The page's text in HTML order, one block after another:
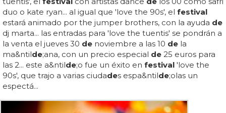
duo o kate ryan... al igual que 'love the 90s', el festival
estará animado por the jumper brothers, con la ayuda de
dj marta... las entradas para 'love the tuentis' se pondrán a
la venta el jueves 30 de noviembre a las 10 de la
ma&ntilde;ana, con un precio especial de 25 euros para
las 2... este a&ntilde;o fue un éxito en festival 'love the
90s', que trajo a varias ciudades espa&ntilde;olas un
espectá...